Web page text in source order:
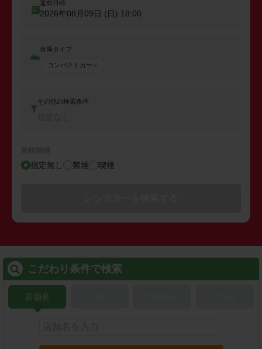
返却日時
2026年08月09日 (日) 18:00
車両タイプ
コンパクトカー
その他の検索条件
禁煙/喫煙
指定無し 禁煙 喫煙
こだわり条件で検索
店舗名